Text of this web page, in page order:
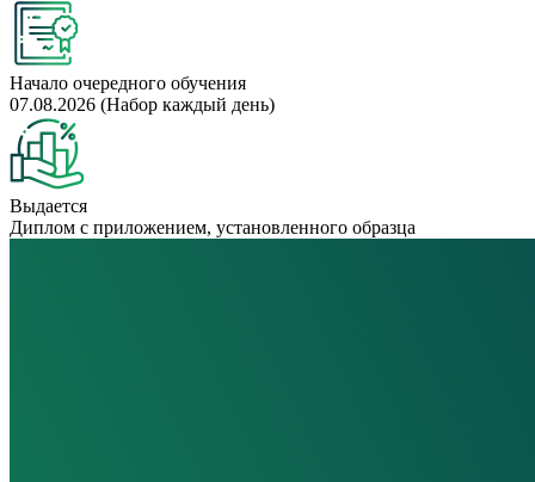
Начало очередного обучения
07.08.2026 (Набор каждый день)
Выдается
Диплом с приложением, установленного образца